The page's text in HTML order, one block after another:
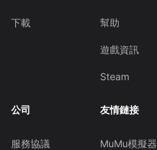
下載 幫助
遊戲資訊
Steam
公司
服務協議
友情鏈接
MuMu模擬器